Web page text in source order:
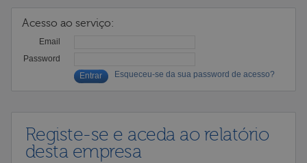
Acesso ao serviço:
Email
Password
Esqueceu-se da sua password de acesso?
Registe-se e aceda ao relatório
desta empresa